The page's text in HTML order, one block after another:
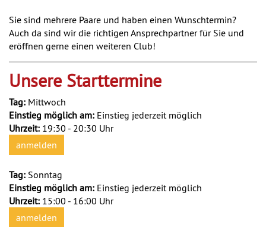
Sie sind mehrere Paare und haben einen Wunschtermin?
Auch da sind wir die richtigen Ansprechpartner für Sie und
eröffnen gerne einen weiteren Club!
Unsere Starttermine
Tag: Mittwoch
Einstieg möglich am: Einstieg jederzeit möglich
Uhrzeit: 19:30 - 20:30 Uhr
anmelden
Tag: Sonntag
Einstieg möglich am: Einstieg jederzeit möglich
Uhrzeit: 15:00 - 16:00 Uhr
anmelden